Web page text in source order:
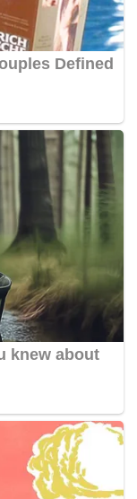
iaitu
hantaran media
pada
soalan Zahir
(PN-Kulim
berkaitan
bagi
tidak tepat
kes persundalan
menunjukkan
berbanding
penubuhan KL
(PDRM) bersama
sebanyak 209